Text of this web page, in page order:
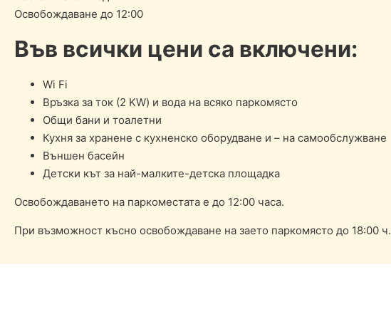
Освобождаване до 12:00
Във всички цени са включени:
Wi Fi
Връзка за ток (2 KW) и вода на всяко паркомясто
Общи бани и тоалетни
Кухня за хранене с кухненско оборудване и – на самообслужване
Външен басейн
Детски кът за най-малките-детска площадка
Освобождаването на паркоместата е до 12:00 часа.
При възможност късно освобождаване на заето паркомясто до 18:00